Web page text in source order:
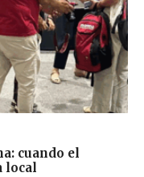
cuando el
local